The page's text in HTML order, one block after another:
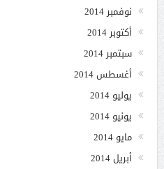
نوفمبر 2014
أكتوبر 2014
سبتمبر 2014
أغسطس 2014
يوليو 2014
يونيو 2014
مايو 2014
أبريل 2014